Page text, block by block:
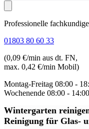
Professionelle
01803 80 60 33
(0,09 €/min aus dt. FN,
max. 0,42 €/min Mobil)
Montag-Freitag 08:00 -
Wochenende 08:00 - 14:00
Wintergarten
Reinigung für Glas-